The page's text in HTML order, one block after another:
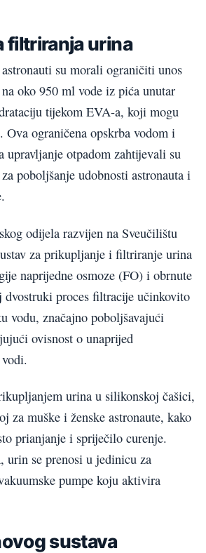
filtriranja urina
su morali ograničiti unos
oko 950 ml vode iz pića unutar
tijekom EVA-a, koji mogu
Ova ograničena opskrba vodom i
upravljanje otpadom zahtijevali su
poboljšanje udobnosti astronauta i
odijela razvijen na Sveučilištu
za prikupljanje i filtriranje urina
naprijedne osmoze (FO) i obrnute
dvostruki proces filtracije učinkovito
vodu, značajno poboljšavajući
ovisnost o unaprijed
urina u silikonskoj čašici,
za muške i ženske astronaute, kako
prianjanje i spriječilo curenje.
urin se prenosi u jedinicu za
pumpe koju aktivira
sustava